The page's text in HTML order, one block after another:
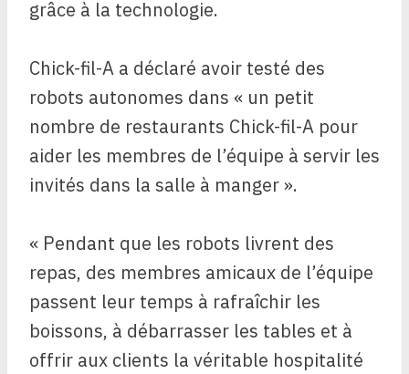
grâce à la technologie.
Chick-fil-A a déclaré avoir testé des
robots autonomes dans « un petit
nombre de restaurants Chick-fil-A pour
aider les membres de l’équipe à servir les
invités dans la salle à manger ».
« Pendant que les robots livrent des
repas, des membres amicaux de l’équipe
passent leur temps à rafraîchir les
boissons, à débarrasser les tables et à
offrir aux clients la véritable hospitalité